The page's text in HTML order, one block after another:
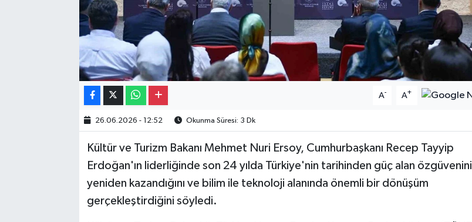
A- A+
26.06.2026 - 12:52 Okunma Süresi: 3 Dk
Kültür ve Turizm Bakanı Mehmet Nuri Ersoy, Cumhurbaşkanı Recep Tayyip
Erdoğan'ın liderliğinde son 24 yılda Türkiye'nin tarihinden güç alan özgüvenini
yeniden kazandığını ve bilim ile teknoloji alanında önemli bir dönüşüm
gerçekleştirdiğini söyledi.